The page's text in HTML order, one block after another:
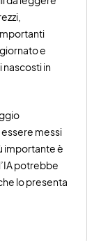
e
in
messi
importante è
potrebbe
lo presenta